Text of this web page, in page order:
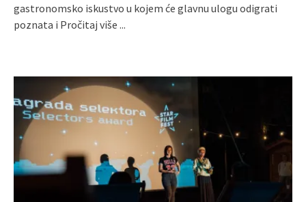
gastronomsko iskustvo u kojem će glavnu ulogu odigrati
poznata i Pročitaj više ...